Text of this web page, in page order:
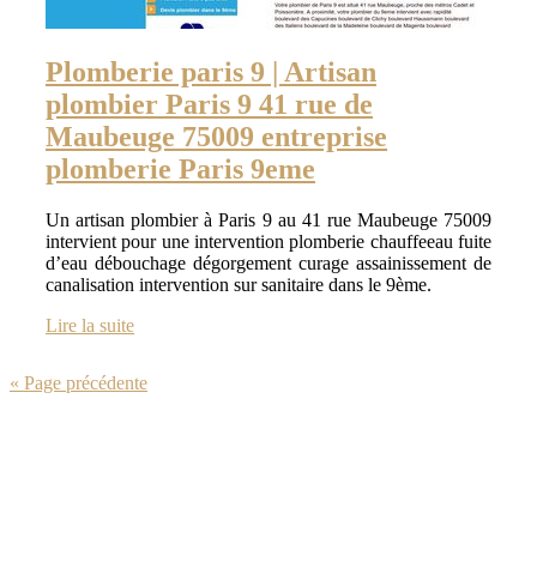
Plomberie paris 9 | Artisan
plombier Paris 9 41 rue de
Maubeuge 75009 entreprise
plomberie Paris 9eme
Un artisan plombier à Paris 9 au 41 rue Maubeuge 75009
intervient pour une intervention plomberie chauffeeau fuite
d’eau débouchage dégorgement curage assainissement de
canalisation intervention sur sanitaire dans le 9ème.
Lire la suite
« Page précédente